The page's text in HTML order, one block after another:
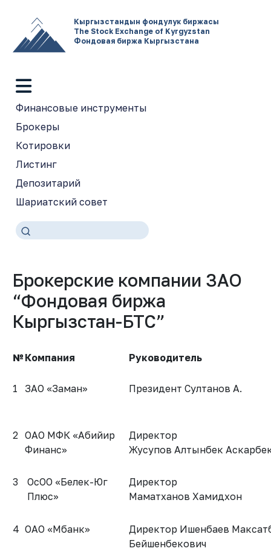
Кыргызстандын фондулук биржасы
The Stock Exchange of Kyrgyzstan
Фондовая биржа Кыргызстана
Финансовые инструменты
Брокеры
Котировки
Листинг
Депозитарий
Шариатский совет
Брокерские компании ЗАО
“Фондовая биржа
Кыргызстан-БТС”
№Компания Руководитель
1 ЗАО «Заман» Президент Султанов А.
2 ОАО МФК «Абийир
Финанс»
Директор
Жусупов Алтынбек
3
ОсОО «Белек-Юг
Плюс»
Директор
Маматханов Хамидхон
4 ОАО «Мбанк»
Директор Ишенбаев
Бейшенбекович